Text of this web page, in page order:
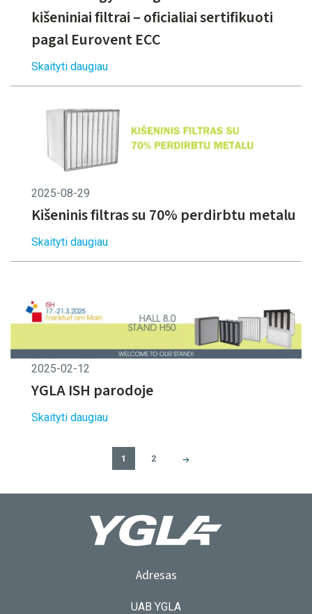
kišeniniai filtrai – oficialiai sertifikuoti
pagal Eurovent ECC
Skaityti daugiau
2025-08-29
Kišeninis filtras su 70% perdirbtu metalu
Skaityti daugiau
2025-02-12
YGLA ISH parodoje
Skaityti daugiau
1 2
Adresas
UAB YGLA